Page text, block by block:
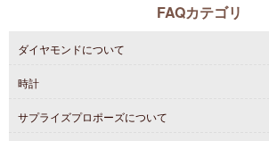
FAQカテゴリ
ダイヤモンドについて
時計
サプライズプロポーズについて